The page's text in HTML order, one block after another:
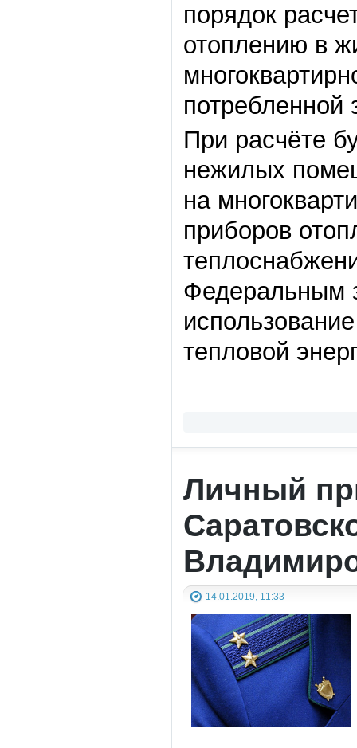
порядок
отоплению в
потребленной
При расчёте
нежилых
на
приборов
Федеральным
тепловой
Личный
14.01.2019, 11:33